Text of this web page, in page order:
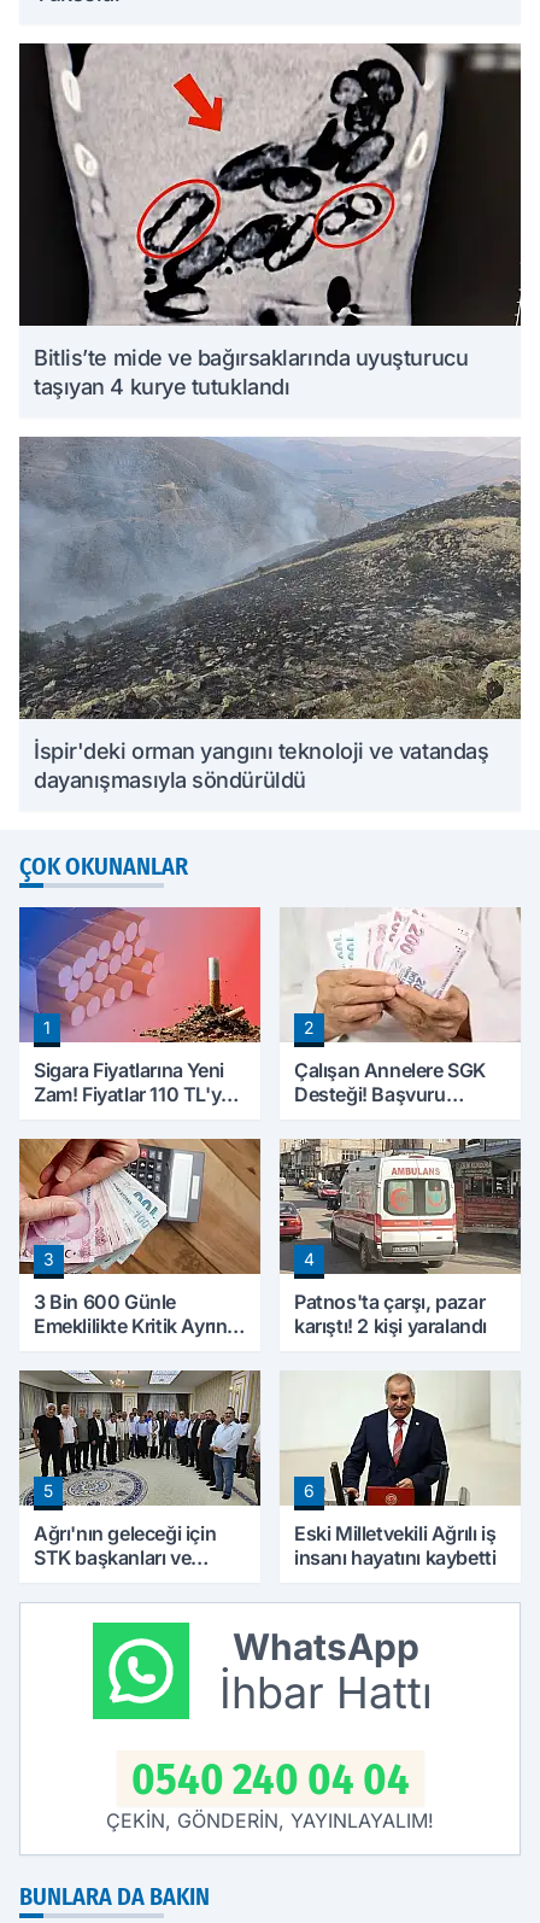
Bitlis’te mide ve bağırsaklarında uyuşturucu
taşıyan 4 kurye tutuklandı
İspir'deki orman yangını teknoloji ve vatandaş
dayanışmasıyla söndürüldü
ÇOK OKUNANLAR
1
Sigara Fiyatlarına Yeni
Zam! Fiyatlar 110 TL'ye
2
Çalışan Annelere SGK
Desteği! Başvuru
Parası Alabilecekler
3
3 Bin 600 Günle
Emeklilikte Kritik Ayrıntı!
Hesabını Değiştirebilir
4
Patnos'ta çarşı, pazar
karıştı! 2 kişi yaralandı
5
Ağrı'nın geleceği için
STK başkanları ve
araya geldi
6
Eski Milletvekili Ağrılı iş
insanı hayatını kaybetti
WhatsApp
İhbar Hattı
0540 240 04 04
ÇEKİN, GÖNDERİN, YAYINLAYALIM!
BUNLARA DA BAKIN